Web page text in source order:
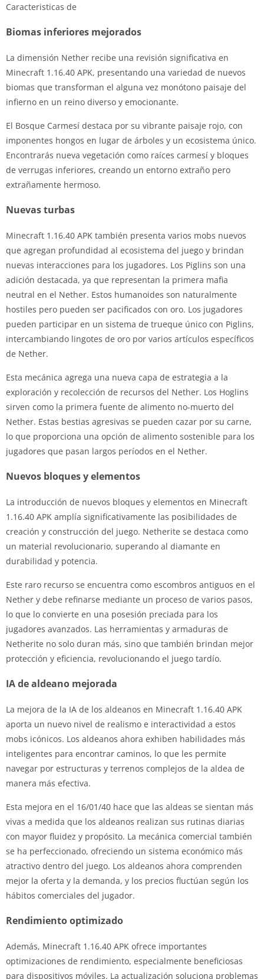
Caracteristicas de
Biomas inferiores mejorados
La dimensión Nether recibe una revisión significativa en
Minecraft 1.16.40 APK, presentando una variedad de nuevos
biomas que transforman el alguna vez monótono paisaje del
infierno en un reino diverso y emocionante.
El Bosque Carmesí destaca por su vibrante paisaje rojo, con
imponentes hongos en lugar de árboles y un ecosistema único.
Encontrarás nueva vegetación como raíces carmesí y bloques
de verrugas inferiores, creando un entorno extraño pero
extrañamente hermoso.
Nuevas turbas
Minecraft 1.16.40 APK también presenta varios mobs nuevos
que agregan profundidad al ecosistema del juego y brindan
nuevas interacciones para los jugadores. Los Piglins son una
adición destacada, ya que representan la primera mafia
neutral en el Nether. Estos humanoides son naturalmente
hostiles pero pueden ser pacificados con oro. Los jugadores
pueden participar en un sistema de trueque único con Piglins,
intercambiando lingotes de oro por varios artículos específicos
de Nether.
Esta mecánica agrega una nueva capa de estrategia a la
exploración y recolección de recursos del Nether. Los Hoglins
sirven como la primera fuente de alimento no-muerto del
Nether. Estas bestias agresivas se pueden cazar por su carne,
lo que proporciona una opción de alimento sostenible para los
jugadores que pasan largos períodos en el Nether.
Nuevos bloques y elementos
La introducción de nuevos bloques y elementos en Minecraft
1.16.40 APK amplía significativamente las posibilidades de
creación y construcción del juego. Netherite se destaca como
un material revolucionario, superando al diamante en
durabilidad y potencia.
Este raro recurso se encuentra como escombros antiguos en el
Nether y debe refinarse mediante un proceso de varios pasos,
lo que lo convierte en una posesión preciada para los
jugadores avanzados. Las herramientas y armaduras de
Netherite no solo duran más, sino que también brindan mejor
protección y eficiencia, revolucionando el juego tardío.
IA de aldeano mejorada
La mejora de la IA de los aldeanos en Minecraft 1.16.40 APK
aporta un nuevo nivel de realismo e interactividad a estos
mobs icónicos. Los aldeanos ahora exhiben habilidades más
inteligentes para encontrar caminos, lo que les permite
navegar por estructuras y terrenos complejos de la aldea de
manera más efectiva.
Esta mejora en el 16/01/40 hace que las aldeas se sientan más
vivas a medida que los aldeanos realizan sus rutinas diarias
con mayor fluidez y propósito. La mecánica comercial también
se ha perfeccionado, ofreciendo un sistema económico más
atractivo dentro del juego. Los aldeanos ahora comprenden
mejor la oferta y la demanda, y los precios fluctúan según los
hábitos comerciales del jugador.
Rendimiento optimizado
Además, Minecraft 1.16.40 APK ofrece importantes
optimizaciones de rendimiento, especialmente beneficiosas
para dispositivos móviles. La actualización soluciona problemas